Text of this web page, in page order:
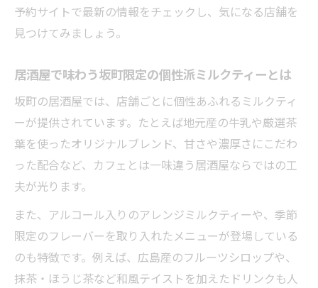
予約サイトで最新の情報をチェックし、気になる店舗を
見つけてみましょう。
居酒屋で味わう坂町限定の個性派ミルクティーとは
坂町の居酒屋では、店舗ごとに個性あふれるミルクティ
ーが提供されています。たとえば地元産の牛乳や厳選茶
葉を使ったオリジナルブレンド、甘さや濃厚さにこだわ
った配合など、カフェとは一味違う居酒屋ならではの工
夫が光ります。
また、アルコール入りのアレンジミルクティーや、季節
限定のフレーバーを取り入れたメニューが登場している
のも特徴です。例えば、広島産のフルーツシロップや、
抹茶・ほうじ茶など和風テイストを加えたドリンクも人